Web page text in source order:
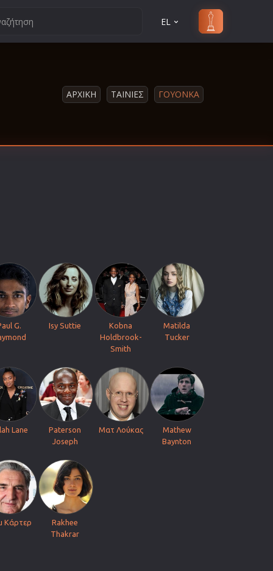
EL
ΑΡΧΙΚΗ ΤΑΙΝΙΕΣ ΓΟΥΟΝΚΑ
G.
Isy Suttie
Kobna
Holdbrook-
Smith
Matilda
Tucker
Lane
Paterson
Joseph
Ματ Λούκας
Mathew
Baynton
Κάρτερ
Rakhee
Thakrar